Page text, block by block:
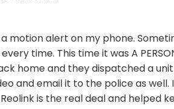
motion alert on my phone.
time. This time it was A
home and they dispatched a
and email it to the police as well.
is the real deal and helped